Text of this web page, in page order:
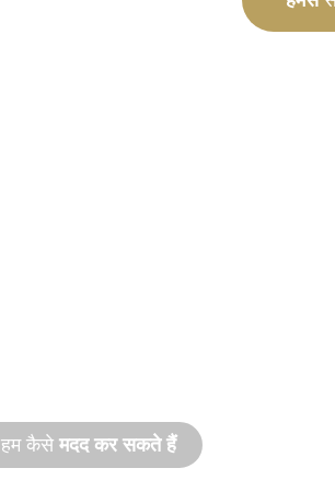
हम कैसेमदद कर सकते हैं